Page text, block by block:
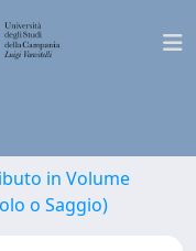
in Volume
o Saggio)